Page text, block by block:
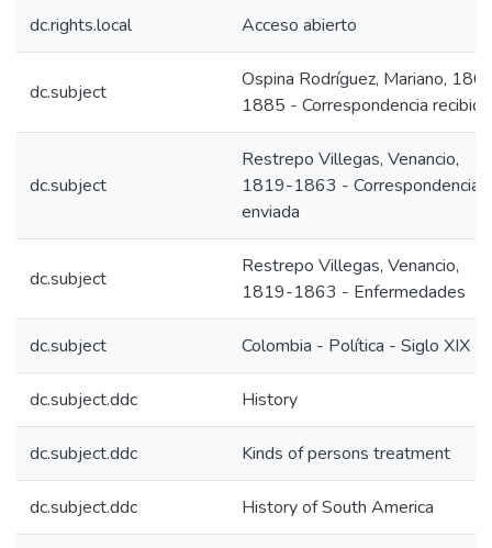
dc.rights.local Acceso abierto
dc.subject
Ospina Rodríguez, Mariano,
1885 - Correspondencia recibida
dc.subject
Restrepo Villegas, Venancio,
1819-1863 - Correspondencia
enviada
dc.subject
Restrepo Villegas, Venancio,
1819-1863 - Enfermedades
dc.subject Colombia - Política - Siglo XIX
dc.subject.ddc History
dc.subject.ddc Kinds of persons treatment
dc.subject.ddc History of South America